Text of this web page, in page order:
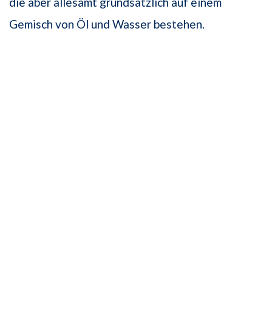
Gemisch von Öl und Wasser bestehen.